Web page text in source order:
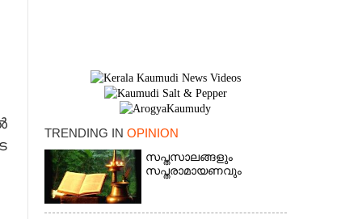
TRENDING IN OPINION
സപ്തസാലങ്ങളും
സപ്തരാമായണവും